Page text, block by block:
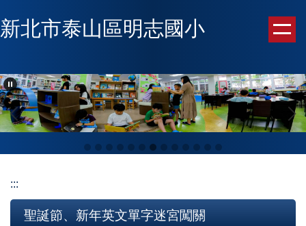
到
內
容
區
新北市泰山區明志國小
:::
聖誕節、新年英文單字迷宮闖關